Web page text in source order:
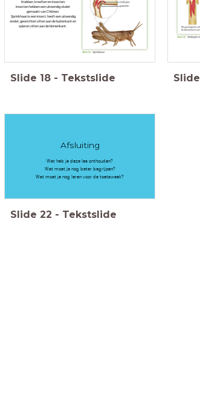
Krabben, kreeften en insecten.
Insecten hebben een uitwendig skelet
gemaakt van Chitinen.
Sprinkhaan is een insect, heeft een uitwendig
skelet, gewrichten zitten aan de buitenkant en
spieren zitten aan de binnenkant.
Slide 18 - Tekstslide Slide
Afsluiting
Wat heb je deze les onthouden?
Wat moet je nog beter begrijpen?
Wat moet je nog leren voor de toetsweek?
Slide 22 - Tekstslide